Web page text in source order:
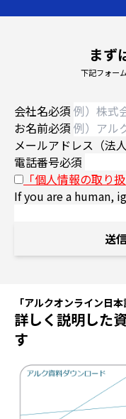
まず
下記フォー
会社名必須
お名前必須
メールアドレス（法人
電話番号必須
「個人情報の取り扱
If you are a human,
送
「アルクオンライン日
詳しく説明した
す